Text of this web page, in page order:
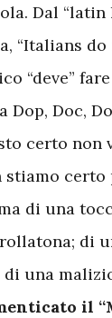
Dal “latin
“Italians
“deve”
Dop, Doc,
certo non
stiamo
di una
di
di una
il